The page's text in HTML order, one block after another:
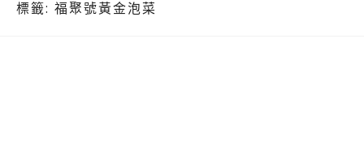
標籤: 福聚號黃金泡菜